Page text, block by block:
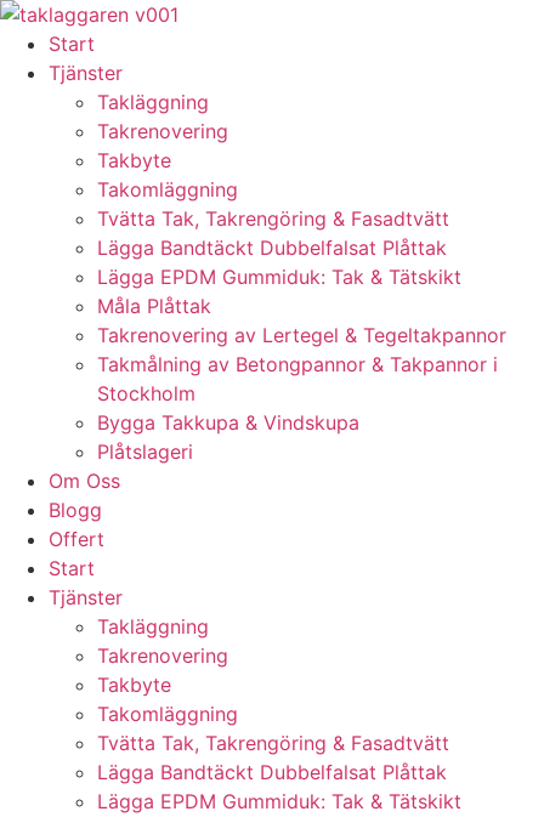
Skip
content
Start
Tjänster
Takläggning
Takrenovering
Takbyte
Takomläggning
Tvätta Tak, Takrengöring & Fasadtvätt
Lägga Bandtäckt Dubbelfalsat Plåttak
Lägga EPDM Gummiduk: Tak & Tätskikt
Måla Plåttak
Takrenovering av Lertegel & Tegeltakpannor
Takmålning av Betongpannor & Takpannor i
Stockholm
Bygga Takkupa & Vindskupa
Plåtslageri
Om Oss
Blogg
Offert
Start
Tjänster
Takläggning
Takrenovering
Takbyte
Takomläggning
Tvätta Tak, Takrengöring & Fasadtvätt
Lägga Bandtäckt Dubbelfalsat Plåttak
Lägga EPDM Gummiduk: Tak & Tätskikt